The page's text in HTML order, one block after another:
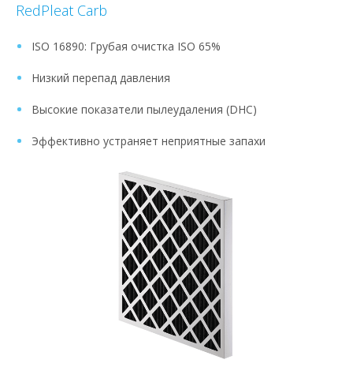
RedPleat Carb
ISO 16890: Грубая очистка ISO 65%
Низкий перепад давления
Высокие показатели пылеудаления (DHC)
Эффективно устраняет неприятные запахи